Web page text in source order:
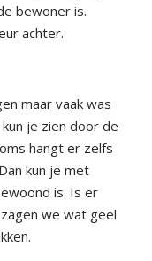
bewoner is.
achter.
maar vaak was
je zien door de
hangt er zelfs
kun je met
is. Is er
we wat geel